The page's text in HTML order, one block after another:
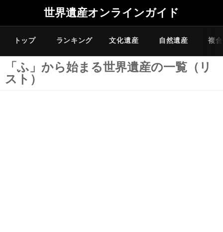
世界遺産オンラインガイド
トップ ランキング 文化遺産 自然遺産 複
「ふ」から始まる世界遺産の一覧（リ
スト）